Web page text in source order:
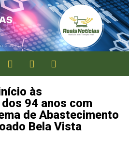
às
94 anos com
de Abastecimento
Bela Vista